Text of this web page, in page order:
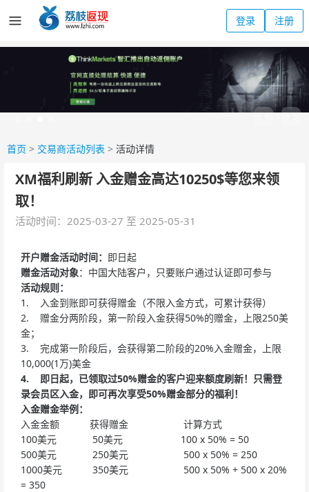
登录 注册
首页 > 交易商活动列表 > 活动详情
XM福利刷新 入金赠金高达10250$等您来领
取！
活动时间：2025-03-27 至 2025-05-31
开户赠金活动时间： 即日起
赠金活动对象：中国大陆客户，只要账户通过认证即可参与
活动规则：
1. 入金到账即可获得赠金（不限入金方式，可累计获得）
2. 赠金分两阶段，第一阶段入金获得50%的赠金，上限250美
金；
3. 完成第一阶段后，会获得第二阶段的20%入金赠金，上限
10,000(1万)美金
4. 即日起，已领取过50%赠金的客户迎来额度刷新！只需登
录会员区入金，即可再次享受50%赠金部分的福利！
入金赠金举例：
入金金额 获得赠金 计算方式
100美元 50美元 100 x 50% = 50
500美元 250美元 500 x 50% = 250
1000美元 350美元 500 x 50% + 500 x 20%
= 350